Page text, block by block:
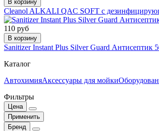
В корзину
Cleanol ALKALI QAC SOFT с
110 руб
В корзину
Sanitizer Instant Plus Silver Guard Антисептик
Каталог
АвтохимияАксессуары для мойки
Фильтры
Цена
Применить
Бренд